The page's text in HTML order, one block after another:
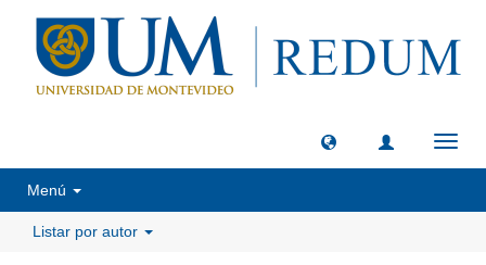
Menú
Listar por autor